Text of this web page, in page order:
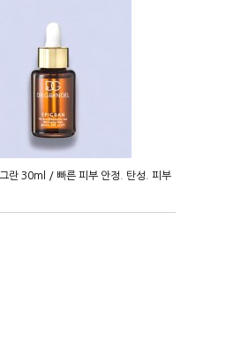
란 30ml / 빠른 피부 안정. 탄성. 피부